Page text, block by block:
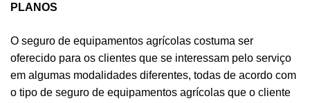
PLANOS
O seguro de equipamentos agrícolas costuma ser
oferecido para os clientes que se interessam pelo serviço
em algumas modalidades diferentes, todas de acordo com
o tipo de seguro de equipamentos agrícolas que o cliente